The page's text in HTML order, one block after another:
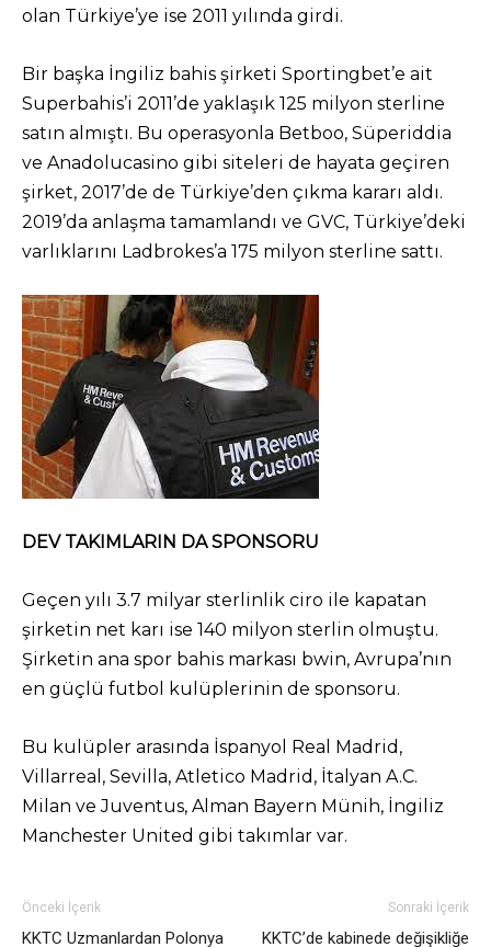
olan Türkiye’ye ise 2011 yılında girdi.
Bir başka İngiliz bahis şirketi Sportingbet’e ait
Superbahis’i 2011’de yaklaşık 125 milyon sterline
satın almıştı. Bu operasyonla Betboo, Süperiddia
ve Anadolucasino gibi siteleri de hayata geçiren
şirket, 2017’de de Türkiye’den çıkma kararı aldı.
2019’da anlaşma tamamlandı ve GVC, Türkiye’deki
varlıklarını Ladbrokes’a 175 milyon sterline sattı.
DEV TAKIMLARIN DA SPONSORU
Geçen yılı 3.7 milyar sterlinlik ciro ile kapatan
şirketin net karı ise 140 milyon sterlin olmuştu.
Şirketin ana spor bahis markası bwin, Avrupa’nın
en güçlü futbol kulüplerinin de sponsoru.
Bu kulüpler arasında İspanyol Real Madrid,
Villarreal, Sevilla, Atletico Madrid, İtalyan A.C.
Milan ve Juventus, Alman Bayern Münih, İngiliz
Manchester United gibi takımlar var.
Önceki İçerik
KKTC Uzmanlardan Polonya
Sonraki İçerik
KKTC’de kabinede değişikliğe